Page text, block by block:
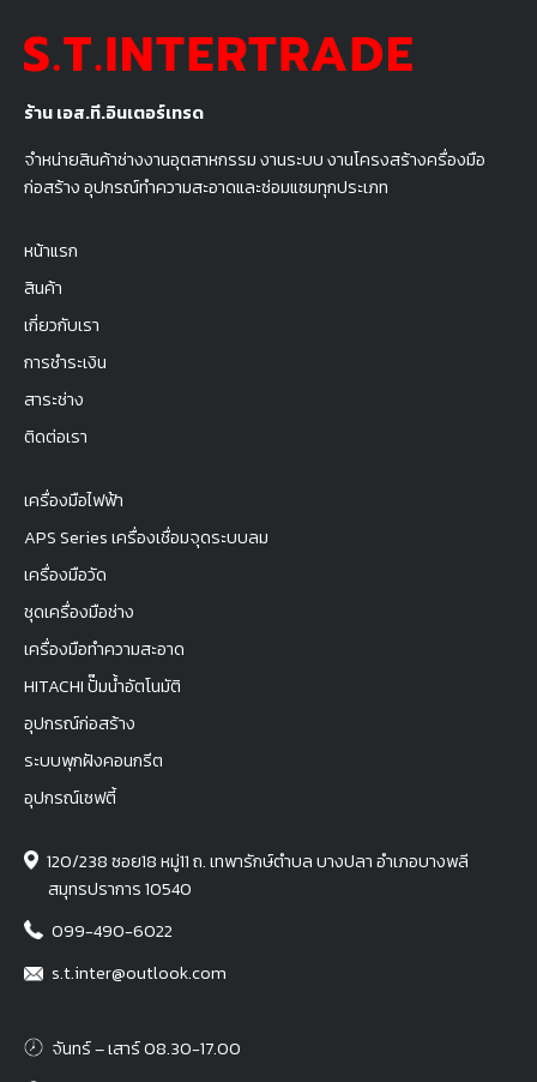
ร้าน เอส.ที.อินเตอร์เทรด
จำหน่ายสินค้าช่างงานอุตสาหกรรม งานระบบ งานโครงสร้างครื่องมือ
ก่อสร้าง อุปกรณ์ทำความสะอาดและซ่อมแซมทุกประเภท
หน้าแรก
สินค้า
เกี่ยวกับเรา
การชำระเงิน
สาระช่าง
ติดต่อเรา
เครื่องมือไฟฟ้า
APS Series เครื่องเชื่อมจุดระบบลม
เครื่องมือวัด
ชุดเครื่องมือช่าง
เครื่องมือทำความสะอาด
HITACHI ปั๊มน้ำอัตโนมัติ
อุปกรณ์ก่อสร้าง
ระบบพุกฝังคอนกรีต
อุปกรณ์เซฟตี้
120/238 ซอย18 หมู่11 ถ. เทพารักษ์ตำบล บางปลา อำเภอบางพลี
สมุทรปราการ 10540
099-490-6022
s.t.inter@outlook.com
จันทร์ – เสาร์ 08.30-17.00